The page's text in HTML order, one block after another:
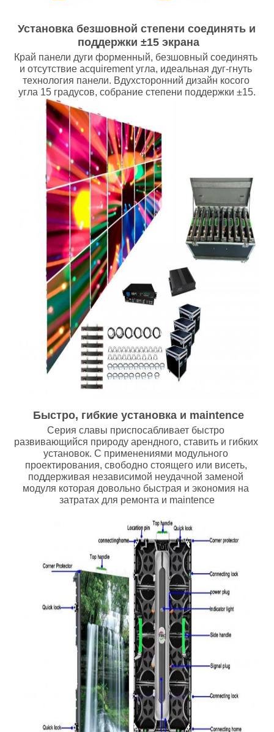
Установка безшовной степени соединять и
поддержки ±15 экрана
Край панели дуги форменный, безшовный соединять
и отсутствие acquirement угла, идеальная дуг-гнуть
технология панели. Вдухсторонний дизайн косого
угла 15 градусов, собрание степени поддержки ±15.
Быстро, гибкие установка и maintence
Серия славы приспосабливает быстро
развивающийся природу арендного, ставить и гибких
установок. С применениями модульного
проектирования, свободно стоящего или висеть,
поддерживая независимой неудачной заменой
модуля которая довольно быстрая и экономия на
затратах для ремонта и maintence